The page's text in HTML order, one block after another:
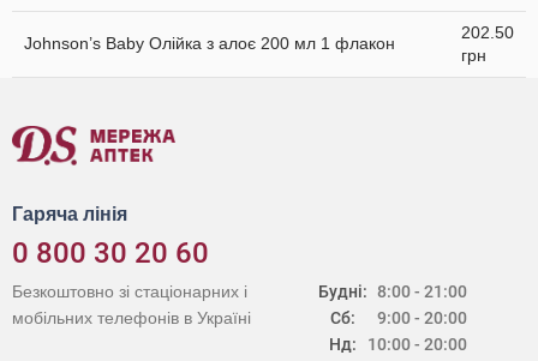
Johnson’s Baby Олійка з алоє 200 мл 1 флакон
202.50
грн
Гаряча лінія
0 800 30 20 60
Будні:
Сб:
Нд:
8:00 - 21:00
9:00 - 20:00
10:00 - 20:00
Безкоштовно зі стаціонарних і
мобільних телефонів в Україні